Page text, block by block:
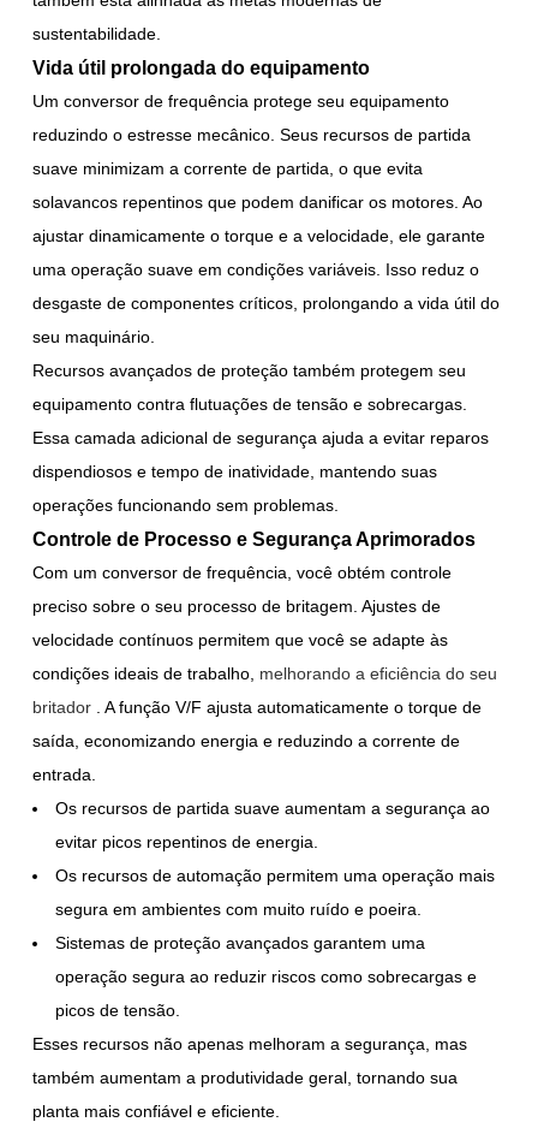
sustentabilidade.
Vida útil prolongada do equipamento
Um conversor de frequência protege seu equipamento
reduzindo o estresse mecânico. Seus recursos de partida
suave minimizam a corrente de partida, o que evita
solavancos repentinos que podem danificar os motores. Ao
ajustar dinamicamente o torque e a velocidade, ele garante
uma operação suave em condições variáveis. Isso reduz o
desgaste de componentes críticos, prolongando a vida útil do
seu maquinário.
Recursos avançados de proteção também protegem seu
equipamento contra flutuações de tensão e sobrecargas.
Essa camada adicional de segurança ajuda a evitar reparos
dispendiosos e tempo de inatividade, mantendo suas
operações funcionando sem problemas.
Controle de Processo e Segurança Aprimorados
Com um conversor de frequência, você obtém controle
preciso sobre o seu processo de britagem. Ajustes de
velocidade contínuos permitem que você se adapte às
condições ideais de trabalho, melhorando a eficiência do seu
britador
. A função V/F ajusta automaticamente o torque de
saída, economizando energia e reduzindo a corrente de
entrada.
Os recursos de partida suave aumentam a segurança ao
evitar picos repentinos de energia.
Os recursos de automação permitem uma operação mais
segura em ambientes com muito ruído e poeira.
Sistemas de proteção avançados garantem uma
operação segura ao reduzir riscos como sobrecargas e
picos de tensão.
Esses recursos não apenas melhoram a segurança, mas
também aumentam a produtividade geral, tornando sua
planta mais confiável e eficiente.